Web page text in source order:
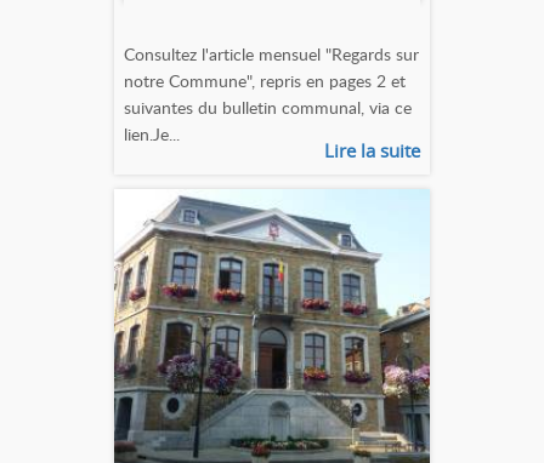
Consultez l'article mensuel "Regards sur
notre Commune", repris en pages 2 et
suivantes du bulletin communal, via ce
lien.Je...
Lire la suite